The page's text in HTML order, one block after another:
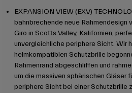
EXPANSION VIEW (EXV)
bahnbrechende neue Rahmendesign
Giro in Scotts Valley, Kalifornien,
unvergleichliche periphere Sicht. Wir
helmkompatiblen Schutzbrille
Rahmenrand abgeschliffen und
um die massiven sphärischen Gläser
periphere Sicht bei einer Schutzbrille